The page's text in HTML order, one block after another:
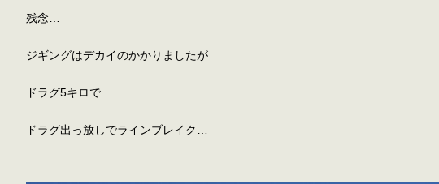
残念…
ジギングはデカイのかかりましたが
ドラグ5キロで
ドラグ出っ放しでラインブレイク…